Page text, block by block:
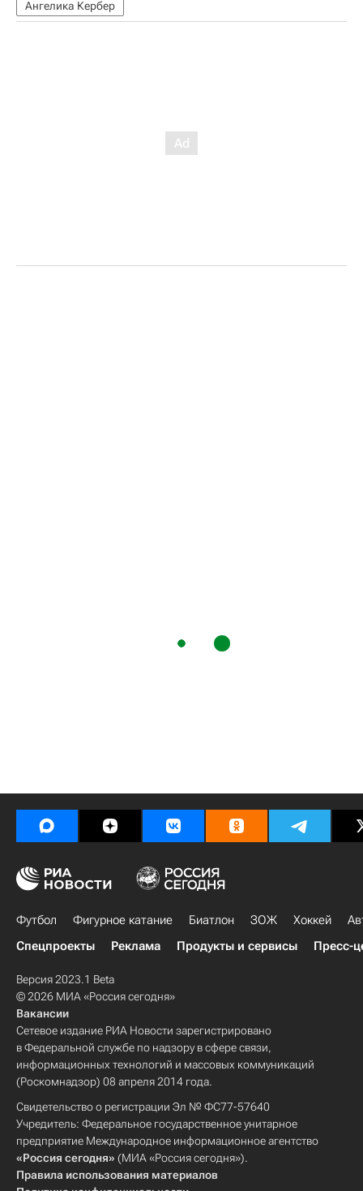
Ангелика Кербер
Футбол Фигурное катание Биатлон ЗОЖ Хоккей
Спецпроекты
Реклама Продукты и сервисы Пресс-
Версия 2023.1 Beta
© 2026 МИА «Россия сегодня»
Вакансии
Сетевое издание РИА Новости зарегистрировано
в Федеральной службе по надзору в сфере связи,
информационных технологий и массовых коммуникаций
(Роскомнадзор) 08 апреля 2014 года.
Свидетельство о регистрации Эл № ФС77-57640
Учредитель: Федеральное государственное унитарное
предприятие Международное информационное агентство
«Россия сегодня» (МИА «Россия сегодня»).
Правила использования материалов